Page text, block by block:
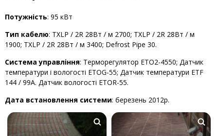
Потужність: 95 кВт
Тип кабелю: TXLP / 2R 28Вт / м 2700; TXLP / 2R 28Вт / м
1900; TXLP / 2R 28Вт / м 3400; Defrost Pipe 30.
Система управління: Терморегулятор ETО2-4550; Датчик
температури і вологості ETOG-55; Датчик температури ETF
144 / 99А. Датчик вологості ETOR-55.
Дата встановлення системи: березень 2012р.